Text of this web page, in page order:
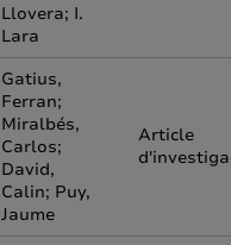
Llovera; I.
Lara
Gatius,
Ferran;
Miralbés,
Carlos;
David,
Calin; Puy,
Jaume
Article